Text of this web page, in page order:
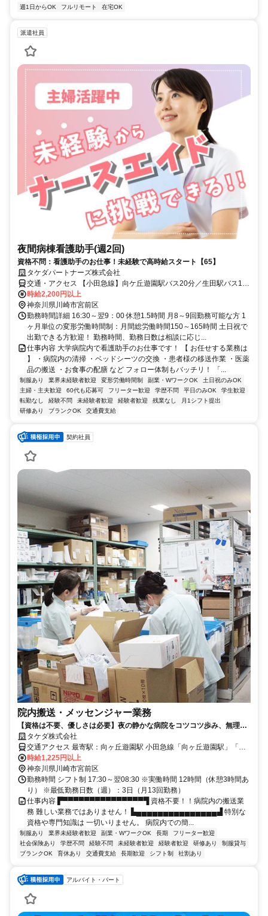
週1日からOK フルリモート 在宅OK
派遣社員
夜間病棟看護助手(週2回)
資格不問：看護助手のお仕事！未経験で高時給スタート【65】
タケダパートナーズ株式会社
交通・アクセス 【小田急線】向ケ丘遊園駅バス20分／生田駅バス10-
20分／百合ヶ丘駅バス20分／新百合ヶ丘駅バス30分【東急田園都市
線】あざみ野駅バス30分／溝の口駅バス35分【JR南武線】武蔵溝ノ
口駅バス35分
時給2,200円以上
神奈川県川崎市宮前区
勤務時間詳細 16:30～翌9：00 休憩1.5時間 月8～9回勤務可能な方 1
ヶ月単位の変形労働時間制：月間総労働時間150～165時間 土日祝で
出勤できる方歓迎！ 勤務時間、勤務日数は相談に応じ...
仕事内容 大学病院内で看護助手のお仕事です！ 【 お任せする業務は
】 ・病院内の清掃 ・ベッドシーツの交換 ・患者様の移送作業 ・医薬
品の搬送 ・お食事の配膳 など フォロー体制もバッチリ！ 「...
制服あり 業界未経験者歓迎 変形労働時間制 副業・WワークOK
土日祝のみOK
主婦・主夫歓迎
60代も応募可 フリーター歓迎 学歴不問 平日のみOK
学生歓迎
転勤なし
経験不問 未経験者歓迎 経験者歓迎 残業なし
月1シフト提出
研修あり
ブランクOK 交通費支給
契約社員
院内搬送・メッセンジャー業務
【資格は不要、優しさは必要】夜の静かな病院をコツコツ歩み、無理な
くしっかり月21万円！
タケダ株式会社
交通アクセス 最寄駅：向ヶ丘遊園駅 小田急線「向ヶ丘遊園駅」「生
田駅」 東急田園都市線「溝の口駅」 各最寄り駅よりバス20分 ※交通
費支給（上限１カ月40,000円）
時給1,225円以上
神奈川県川崎市宮前区
勤務時間 シフト制 17:30～翌08:30 ※実働時間 12時間（休憩3時間あ
り） ※最低勤務日数（週）：3日（月13回勤務）
仕事内容 ▛▀▀▀▀▀▀▀▀▀▀▀▀▀▀▀▜ 資格不要！！病院内の搬送業
務 難しい業務ではありません！ ▙▄▄▄▄▄▄▄▄▄▄▄▄▄▄▄▟ 特別な
資格や専門知識は 一切いりません。 病院内での簡...
制服あり 業界未経験者歓迎 副業・WワークOK 長期
フリーター歓迎
社会保険あり
学歴不問 経験不問 未経験者歓迎 経験者歓迎 研修あり
制服貸与
ブランクOK
育休あり 交通費支給 長期歓迎 シフト制 社割あり
アルバイト・パート